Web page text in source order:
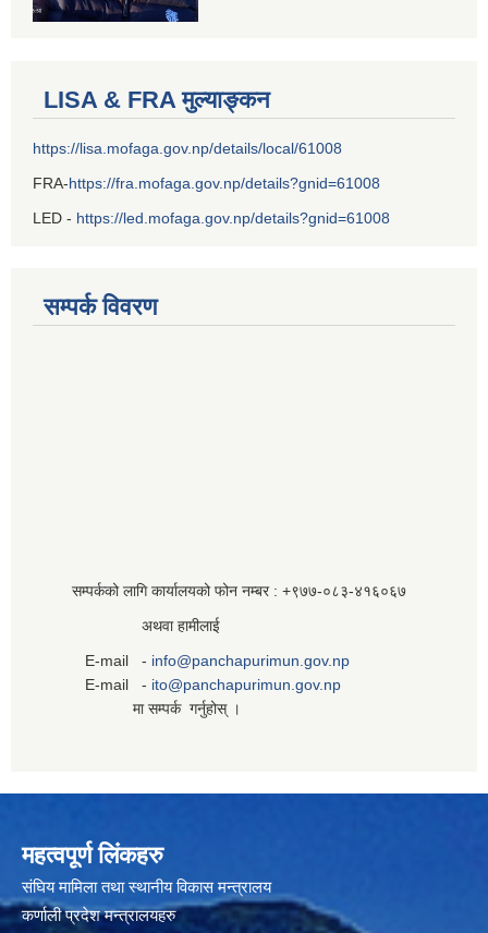
LISA & FRA मुल्याङ्कन
https://lisa.mofaga.gov.np/details/local/61008
FRA-https://fra.mofaga.gov.np/details?gnid=61008
LED - https://led.mofaga.gov.np/details?gnid=61008
सम्पर्क विवरण
सम्पर्कको लागि कार्यालयको फोन नम्बर : +९७७-०८३‍-४१६०६७
अथवा हामीलाई
E-mail - info@panchapurimun.gov.np
E-mail - ito@panchapurimun.gov.np
मा सम्पर्क गर्नुहोस् ।
महत्वपूर्ण लिंकहरु
संघिय मामिला तथा स्थानीय विकास मन्त्रालय
कर्णाली प्रदेश मन्त्रालयहरु